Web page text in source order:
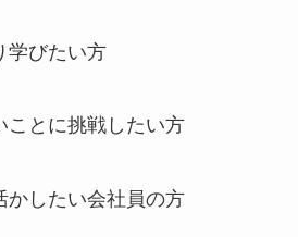
学びたい方
ことに挑戦したい方
かしたい会社員の方